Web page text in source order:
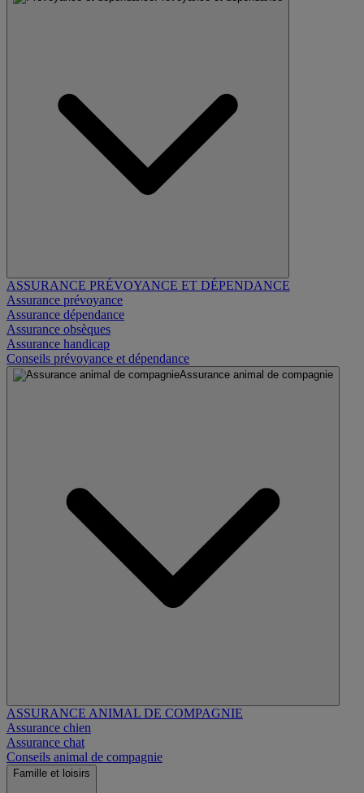
ASSURANCE PRÉVOYANCE ET DÉPENDANCE
Assurance prévoyance
Assurance dépendance
Assurance obsèques
Assurance handicap
Conseils prévoyance et dépendance
Assurance animal de compagnie
ASSURANCE ANIMAL DE COMPAGNIE
Assurance chien
Assurance chat
Conseils animal de compagnie
Famille et loisirs